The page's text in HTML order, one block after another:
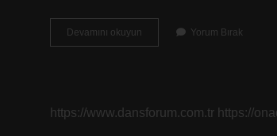
Devamını okuyun
Hatıra
Yorum Bırak
https://www.dansforum.com.tr https://